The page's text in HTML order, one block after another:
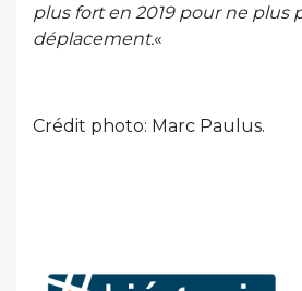
plus fort en 2019 pour ne plus
déplacement.«
Crédit photo: Marc Paulus.